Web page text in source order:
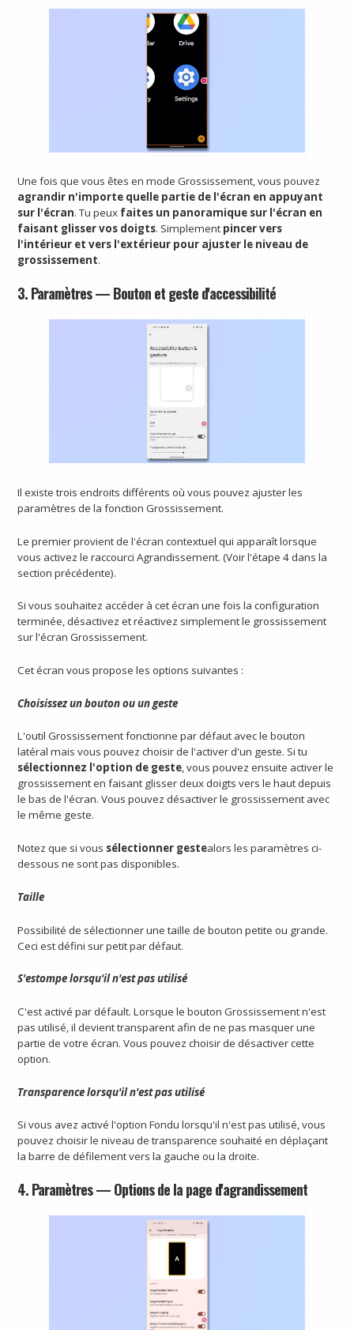
Une fois que vous êtes en mode Grossissement, vous pouvez
agrandir n'importe quelle partie de l'écran en appuyant
sur l'écran. Tu peux faites un panoramique sur l'écran en
faisant glisser vos doigts. Simplement pincer vers
l'intérieur et vers l'extérieur pour ajuster le niveau de
grossissement.
3. Paramètres — Bouton et geste d'accessibilité
Il existe trois endroits différents où vous pouvez ajuster les
paramètres de la fonction Grossissement.
Le premier provient de l'écran contextuel qui apparaît lorsque
vous activez le raccourci Agrandissement. (Voir l'étape 4 dans la
section précédente).
Si vous souhaitez accéder à cet écran une fois la configuration
terminée, désactivez et réactivez simplement le grossissement
sur l'écran Grossissement.
Cet écran vous propose les options suivantes :
Choisissez un bouton ou un geste
L'outil Grossissement fonctionne par défaut avec le bouton
latéral mais vous pouvez choisir de l'activer d'un geste. Si tu
sélectionnez l'option de geste, vous pouvez ensuite activer le
grossissement en faisant glisser deux doigts vers le haut depuis
le bas de l'écran. Vous pouvez désactiver le grossissement avec
le même geste.
Notez que si vous sélectionner gestealors les paramètres ci-
dessous ne sont pas disponibles.
Taille
Possibilité de sélectionner une taille de bouton petite ou grande.
Ceci est défini sur petit par défaut.
S'estompe lorsqu'il n'est pas utilisé
C'est activé par défault. Lorsque le bouton Grossissement n'est
pas utilisé, il devient transparent afin de ne pas masquer une
partie de votre écran. Vous pouvez choisir de désactiver cette
option.
Transparence lorsqu'il n'est pas utilisé
Si vous avez activé l'option Fondu lorsqu'il n'est pas utilisé, vous
pouvez choisir le niveau de transparence souhaité en déplaçant
la barre de défilement vers la gauche ou la droite.
4. Paramètres — Options de la page d'agrandissement